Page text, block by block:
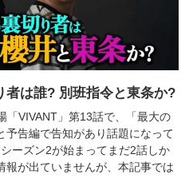
者は誰? 別班指令と東条か?
「VIVANT」第13話で、「最大の
予告編で告知があり話題になって
ーズン2が始まってまだ2話しか
報が出ていませんが、本記事では